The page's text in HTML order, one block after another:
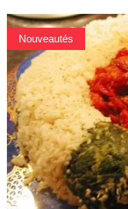
Nouveautés